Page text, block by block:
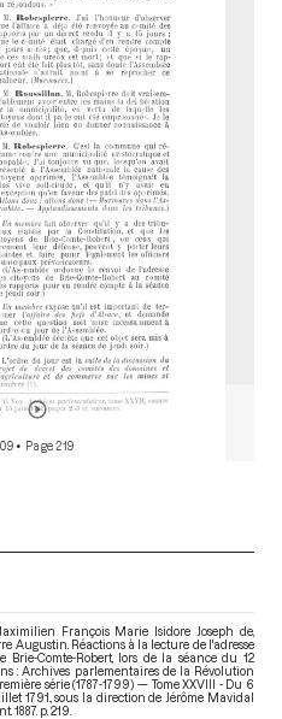
• Page 219
François Marie Isidore Joseph de,
Augustin. Réactions à la lecture de l'adresse
Brie-Comte-Robert, lors de la séance du 12
: Archives parlementaires de la Révolution
série (1787-1799) — Tome XXVIII - Du 6
1791. , sous la direction de Jérôme Mavidal
1887. p. 219.